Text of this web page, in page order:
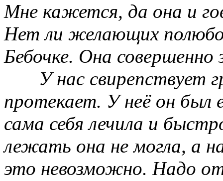
Мне кажется, да она и
Нет ли желающих
Бебочке. Она
У нас свирепствует
протекает. У неё он был
сама себя лечила и
лежать она не могла, а
это невозможно. Надо